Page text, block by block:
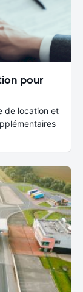
pour
de location et